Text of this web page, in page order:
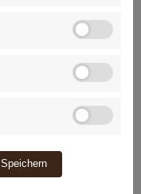
Speichern